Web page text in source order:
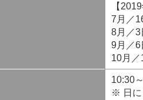
【
7月／
8月／3
9月／6
10月
10:30
※ 日に